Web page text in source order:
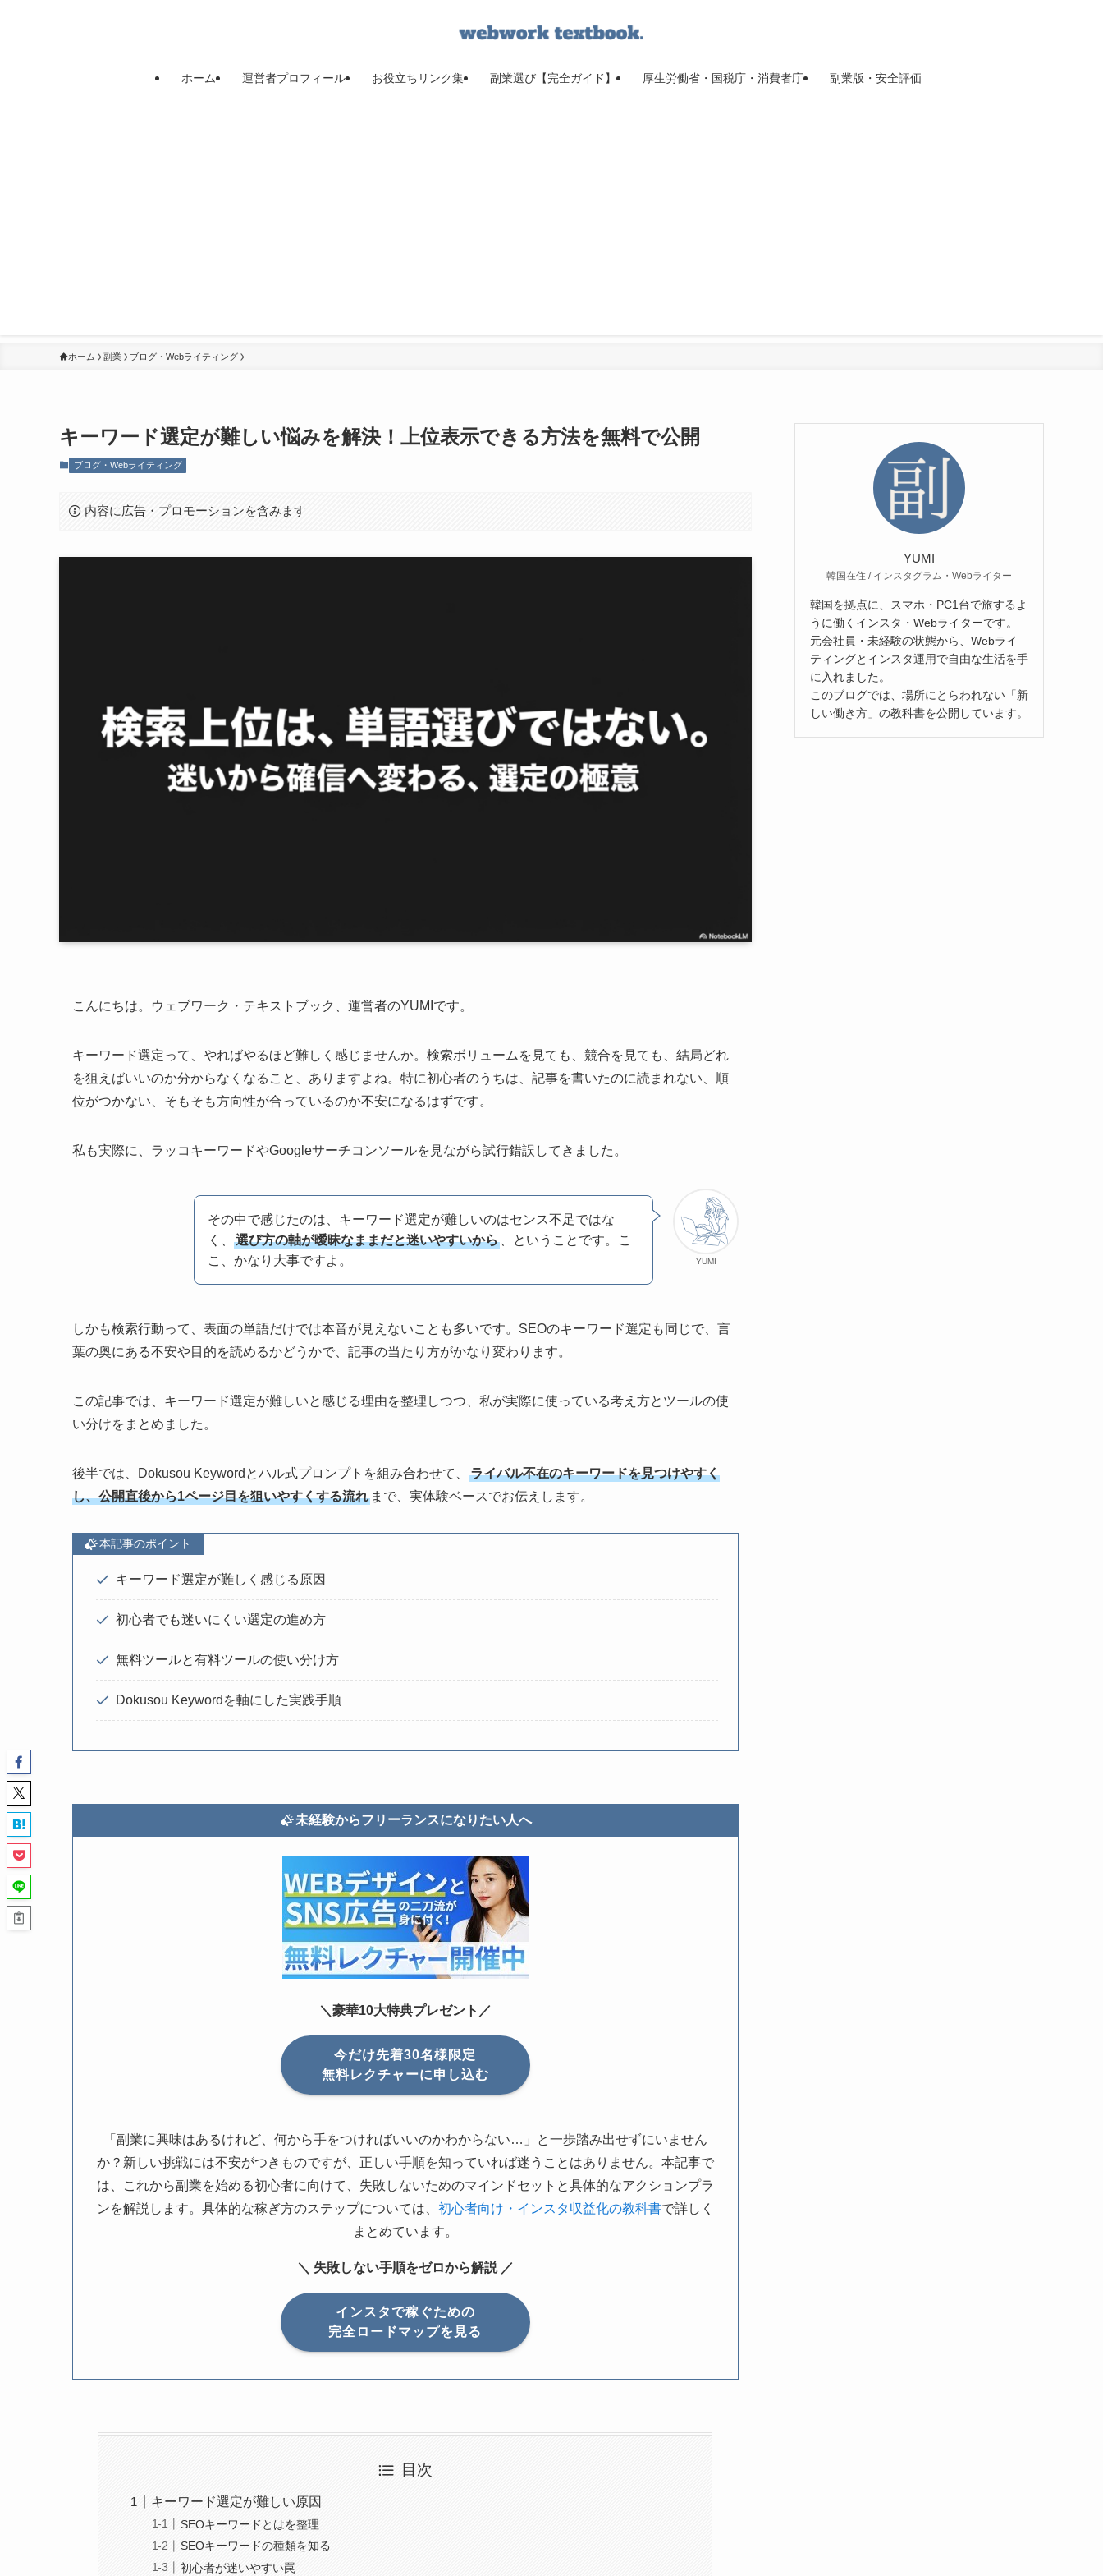
ホーム 運営者プロフィール お役立ちリンク集 副業選び【完全ガイド】 厚生労働省・国税庁・消費者庁 副業版・安全評価
ホーム 副業 ブログ・Webライティング
キーワード選定が難しい悩みを解決！上位表示できる方法を無料で公開
ブログ・Webライティング
内容に広告・プロモーションを含みます
こんにちは。ウェブワーク・テキストブック、運営者のYUMIです。
キーワード選定って、やればやるほど難しく感じませんか。検索ボリュームを見ても、競合を見ても、結局どれ
を狙えばいいのか分からなくなること、ありますよね。特に初心者のうちは、記事を書いたのに読まれない、順
位がつかない、そもそも方向性が合っているのか不安になるはずです。
私も実際に、ラッコキーワードやGoogleサーチコンソールを見ながら試行錯誤してきました。
YUMI
その中で感じたのは、キーワード選定が難しいのはセンス不足ではな
く、
選び方の軸が曖昧なままだと迷いやすいから
、ということです。こ
こ、かなり大事ですよ。
しかも検索行動って、表面の単語だけでは本音が見えないことも多いです。SEOのキーワード選定も同じで、言
葉の奥にある不安や目的を読めるかどうかで、記事の当たり方がかなり変わります。
この記事では、キーワード選定が難しいと感じる理由を整理しつつ、私が実際に使っている考え方とツールの使
い分けをまとめました。
後半では、Dokusou Keywordとハル式プロンプトを組み合わせて、
ライバル不在のキーワードを見つけやすく
し、公開直後から1ページ目を狙いやすくする流れ まで、実体験ベースでお伝えします。
本記事のポイント
キーワード選定が難しく感じる原因
初心者でも迷いにくい選定の進め方
無料ツールと有料ツールの使い分け方
Dokusou Keywordを軸にした実践手順
未経験からフリーランスになりたい人へ
＼豪華10大特典プレゼント／
今だけ先着30名様限定
無料レクチャーに申し込む
「副業に興味はあるけれど、何から手をつければいいのかわからない…」と一歩踏み出せずにいません
か？新しい挑戦には不安がつきものですが、正しい手順を知っていれば迷うことはありません。本記事で
は、これから副業を始める初心者に向けて、失敗しないためのマインドセットと具体的なアクションプラ
ンを解説します。具体的な稼ぎ方のステップについては、 初心者向け・インスタ収益化の教科書で詳しく
まとめています。
＼ 失敗しない手順をゼロから解説 ／
インスタで稼ぐための
完全ロードマップを見る
目次
キーワード選定が難しい原因
SEOキーワードとはを整理
SEOキーワードの種類を知る
初心者が迷いやすい罠
YUMI
韓国在住 / インスタグラム・Webライター
韓国を拠点に、スマホ・PC1台で旅するよ
うに働くインスタ・Webライターです。
元会社員・未経験の状態から、Webライ
ティングとインスタ運用で自由な生活を手
に入れました。
このブログでは、場所にとらわれない「新
しい働き方」の教科書を公開しています。